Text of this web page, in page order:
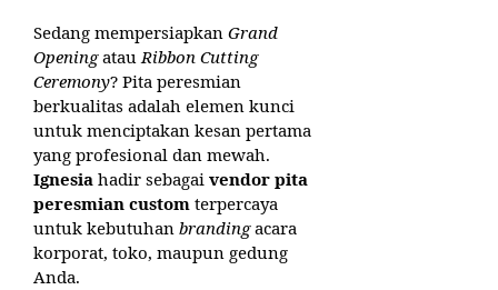
Sedang mempersiapkan Grand
OpeningatauRibbon Cutting
Ceremony? Pita peresmian
berkualitas adalah elemen kunci
untuk menciptakan kesan pertama
yang profesional dan mewah.
Ignesia hadir sebagai vendor pita
peresmian custom terpercaya
untuk kebutuhan brandingacara
korporat, toko, maupun gedung
Anda.